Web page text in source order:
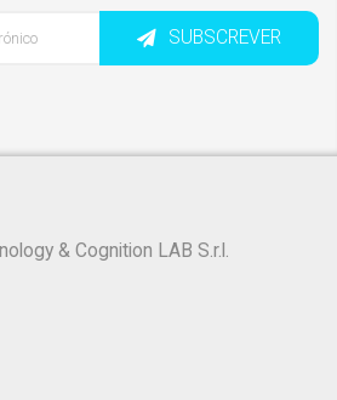
SUBSCREVER
& Cognition LAB S.r.l.